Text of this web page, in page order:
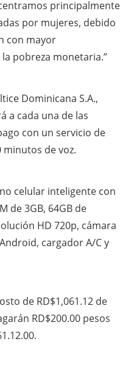
centramos principalmente
por mujeres, debido
con mayor
pobreza monetaria.”
Dominicana S.A.,
a cada una de las
con un servicio de
minutos de voz.
celular inteligente con
de 3GB, 64GB de
HD 720p, cámara
cargador A/C y
de RD$1,061.12 de
RD$200.00 pesos